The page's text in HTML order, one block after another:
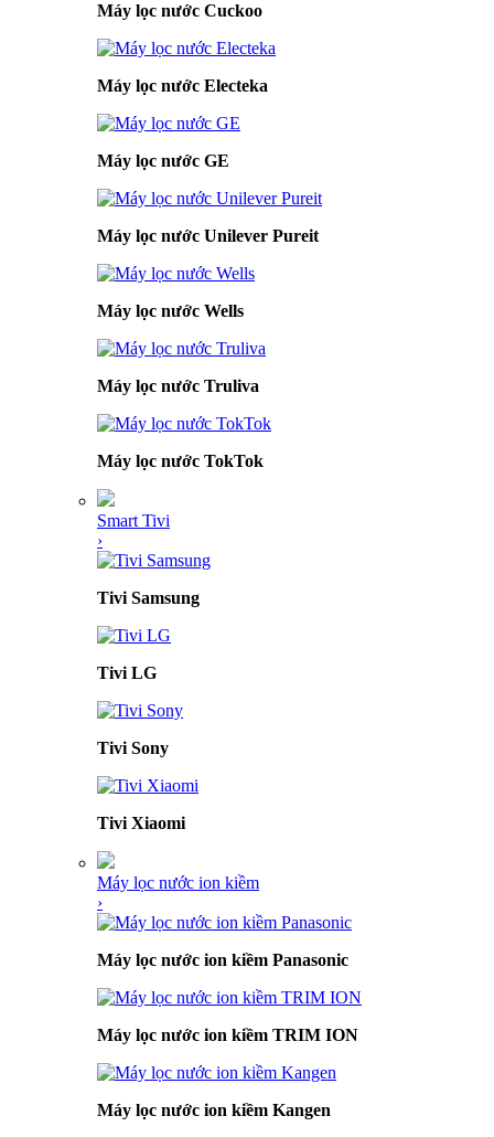
Máy lọc nước Cuckoo
Máy lọc nước Electeka
Máy lọc nước GE
Máy lọc nước Unilever Pureit
Máy lọc nước Wells
Máy lọc nước Truliva
Máy lọc nước TokTok
Smart Tivi
›
Tivi Samsung
Tivi LG
Tivi Sony
Tivi Xiaomi
Máy lọc nước ion kiềm
›
Máy lọc nước ion kiềm Panasonic
Máy lọc nước ion kiềm TRIM ION
Máy lọc nước ion kiềm Kangen